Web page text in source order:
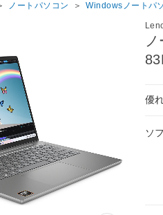
ノートパソコン ＞ Windowsノートパ
優
ソ